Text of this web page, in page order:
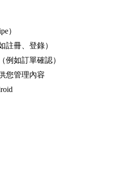
）
註冊、登錄）
例如訂單確認）
您管理內容